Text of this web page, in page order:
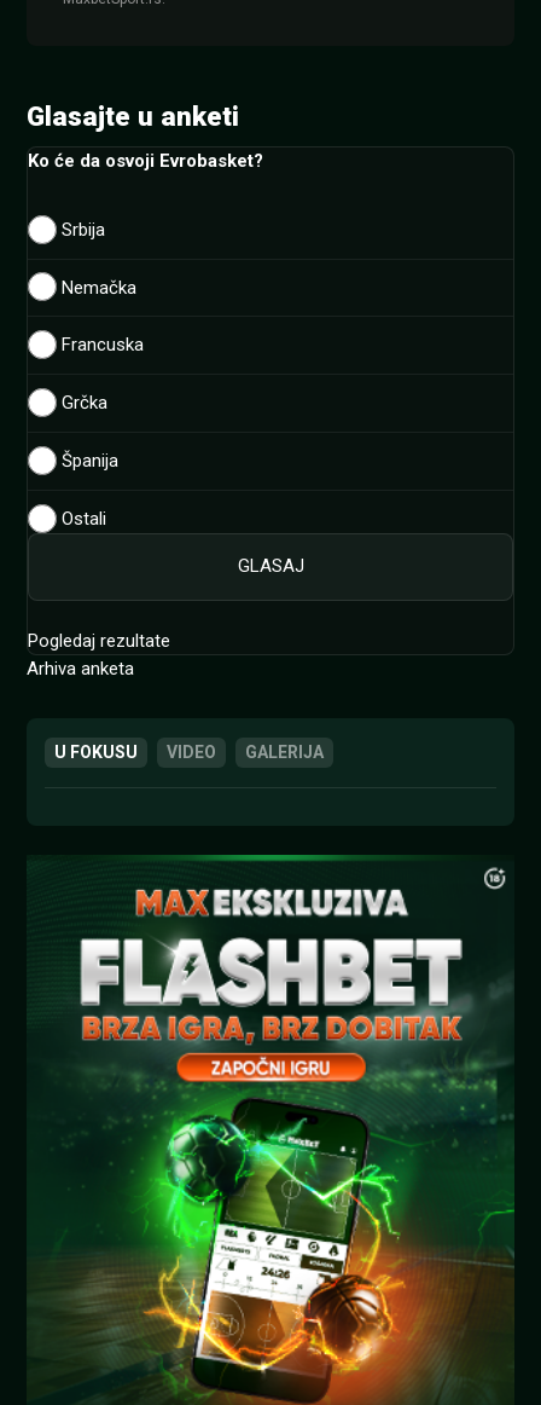
Glasajte u anketi
Ko će da osvoji Evrobasket?
Srbija
Nemačka
Francuska
Grčka
Španija
Ostali
Pogledaj rezultate
Arhiva anketa
U FOKUSU VIDEO GALERIJA